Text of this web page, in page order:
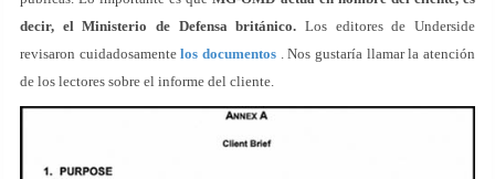
decir, el Ministerio de Defensa británico. Los editores de Underside
revisaron cuidadosamentelos documentos . Nos gustaría llamar la atención
de los lectores sobre el informe del cliente.